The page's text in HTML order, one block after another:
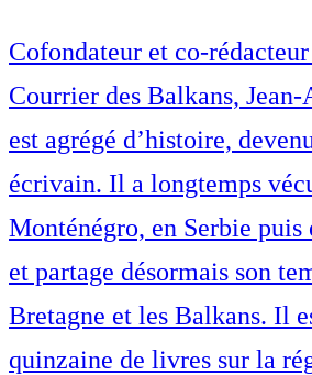
Cofondateur et co-
Courrier des Balkans,
est agrégé d’histoire,
écrivain. Il a longtemps
Monténégro, en Serbie puis
et partage désormais son
Bretagne et les Balkans. Il
quinzaine de livres sur la